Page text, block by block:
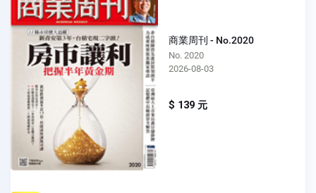
商業周刊 - No.2020
No. 2020
2026-08-03
$ 139 元